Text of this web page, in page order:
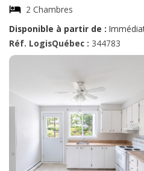
2 Chambres
Disponible à partir de :
Réf. LogisQuébec : 344783